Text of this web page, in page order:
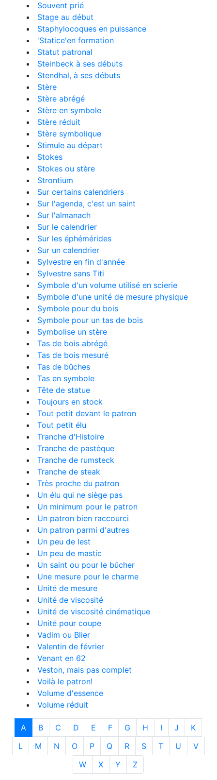
Souvent prié
Stage au début
Staphylocoques en puissance
'Statice'en formation
Statut patronal
Steinbeck à ses débuts
Stendhal, à ses débuts
Stère
Stère abrégé
Stère en symbole
Stère réduit
Stère symbolique
Stimule au départ
Stokes
Stokes ou stère
Strontium
Sur certains calendriers
Sur l'agenda, c'est un saint
Sur l'almanach
Sur le calendrier
Sur les éphémérides
Sur un calendrier
Sylvestre en fin d'année
Sylvestre sans Titi
Symbole d'un volume utilisé en scierie
Symbole d'une unité de mesure physique
Symbole pour du bois
Symbole pour un tas de bois
Symbolise un stère
Tas de bois abrégé
Tas de bois mesuré
Tas de bûches
Tas en symbole
Tête de statue
Toujours en stock
Tout petit devant le patron
Tout petit élu
Tranche d'Histoire
Tranche de pastèque
Tranche de rumsteck
Tranche de steak
Très proche du patron
Un élu qui ne siège pas
Un minimum pour le patron
Un patron bien raccourci
Un patron parmi d'autres
Un peu de lest
Un peu de mastic
Un saint ou pour le bûcher
Une mesure pour le charme
Unité de mesure
Unité de viscosité
Unité de viscosité cinématique
Unité pour coupe
Vadim ou Blier
Valentin de février
Venant en 62
Veston, mais pas complet
Voilà le patron!
Volume d'essence
Volume réduit
A B C D E F G H I J
K
L
M N O P Q R S T U
V
W
X Y Z